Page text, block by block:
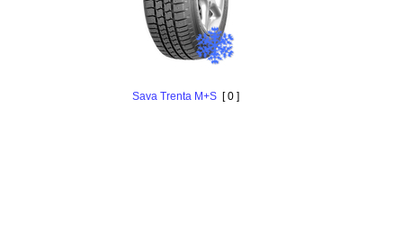
Sava Trenta M+S[ 0 ]